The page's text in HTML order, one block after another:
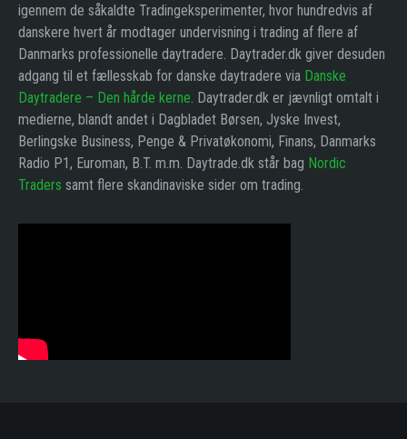
igennem de såkaldte Tradingeksperimenter, hvor hundredvis af
danskere hvert år modtager undervisning i trading af flere af
Danmarks professionelle daytradere. Daytrader.dk giver desuden
adgang til et fællesskab for danske daytradere via Danske
Daytradere – Den hårde kerne. Daytrader.dk er jævnligt omtalt i
medierne, blandt andet i Dagbladet Børsen, Jyske Invest,
Berlingske Business, Penge & Privatøkonomi, Finans, Danmarks
Radio P1, Euroman, B.T. m.m. Daytrade.dk står bag Nordic
Traders samt flere skandinaviske sider om trading.